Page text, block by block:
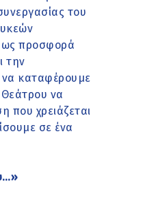
του
ως προσφορά
την
να καταφέρουμε
να
που χρειάζεται
σε ένα